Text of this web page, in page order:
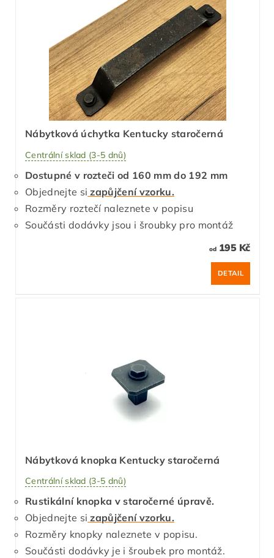
Nábytková úchytka Kentucky staročerná
Centrální sklad (3-5 dnů)
Dostupné v rozteči od 160 mm do 192 mm
Objednejte si zapůjčení vzorku.
Rozměry roztečí naleznete v popisu
Součásti dodávky jsou i šroubky pro montáž
od195 Kč
DETAIL
Nábytková knopka Kentucky staročerná
Centrální sklad (3-5 dnů)
Rustikální knopka v staročerné úpravě.
Objednejte si zapůjčení vzorku.
Rozměry knopky naleznete v popisu.
Součásti dodávky je i šroubek pro montáž.